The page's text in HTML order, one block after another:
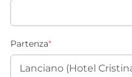
Partenza*